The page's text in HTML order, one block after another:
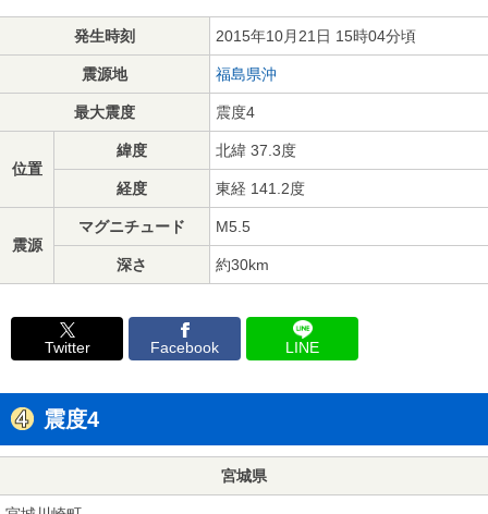
発生時刻 2015年10月21日 15時04分頃
震源地 福島県沖
最大震度 震度4
位置
緯度 北緯 37.3度
経度 東経 141.2度
震源
マグニチュード M5.5
深さ 約30km
Twitter Facebook LINE
震度4
宮城県